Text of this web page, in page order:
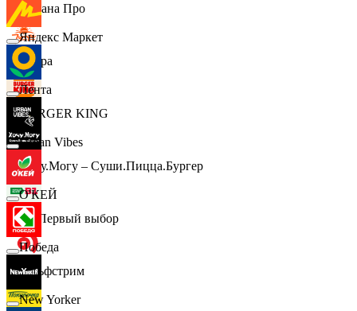
Лемана Про
7 утра
BURGER KING
Хочу.Могу – Суши.Пицца.Бургер
B1 Первый выбор
Гольфстрим
Яндекс Маркет
Лента
Urban Vibes
О'КЕЙ
Победа
New Yorker